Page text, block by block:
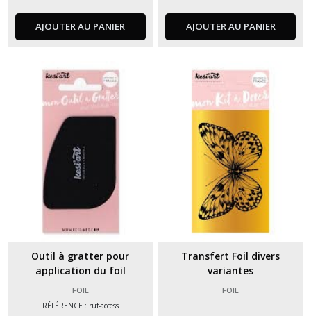
AJOUTER AU PANIER AJOUTER AU PANIER
Outil à gratter pour
application du foil
FOIL
RÉFÉRENCE : ruf-access
Transfert Foil divers
variantes
FOIL